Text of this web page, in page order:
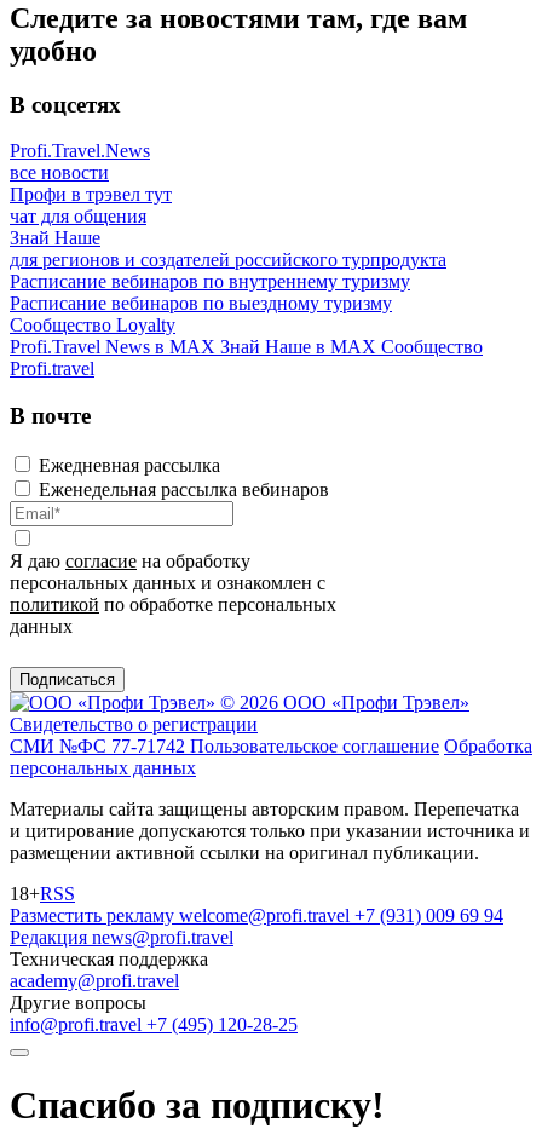
Следите за новостями там, где вам
удобно
В соцсетях
Profi.Travel.News
все новости
Профи в трэвел тут
чат для общения
Знай Наше
для регионов и создателей российского турпродукта
Расписание вебинаров по внутреннему туризму
Расписание вебинаров по выездному туризму
Сообщество Loyalty
Profi.Travel News в MAX Знай Наше в MAX Сообщество
Profi.travel
В почте
Ежедневная рассылка
Еженедельная рассылка вебинаров
Я даю согласие на обработку
персональных данных и ознакомлен с
политикой по обработке персональных
данных
Подписаться
© 2026 ООО «Профи Трэвeл»
Свидетельство о регистрации
СМИ №ФС 77-71742 Пользовательское соглашение Обработка
персональных данных
Материалы сайта защищены авторским правом. Перепечатка
и цитирование допускаются только при указании источника и
размещении активной ссылки на оригинал публикации.
18+RSS
Разместить рекламу welcome@profi.travel +7 (931) 009 69 94
Редакция news@profi.travel
Техническая поддержка
academy@profi.travel
Другие вопросы
info@profi.travel +7 (495) 120-28-25
Спасибо за подписку!